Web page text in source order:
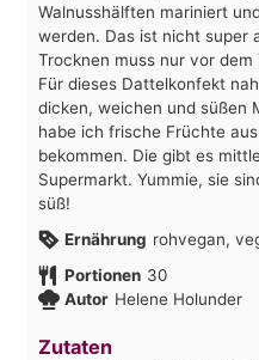
Walnusshälften mariniert
werden. Das ist nicht super
Trocknen muss nur vor
Für dieses Dattelkonfekt
dicken, weichen und süßen
habe ich frische Früchte
bekommen. Die gibt es
Supermarkt. Yummie, sie
süß!
Ernährung rohvegan,
Portionen 30
Autor Helene Holunder
Zutaten